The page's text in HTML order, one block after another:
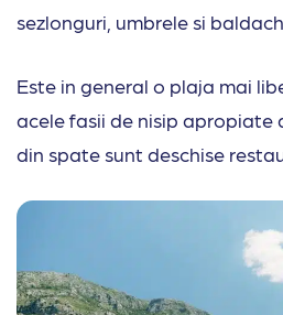
sezlonguri, umbrele si
Este in general o plaja mai
acele fasii de nisip apropiate
din spate sunt deschise